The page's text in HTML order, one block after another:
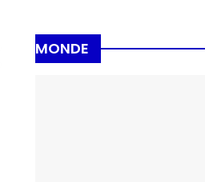
MONDE